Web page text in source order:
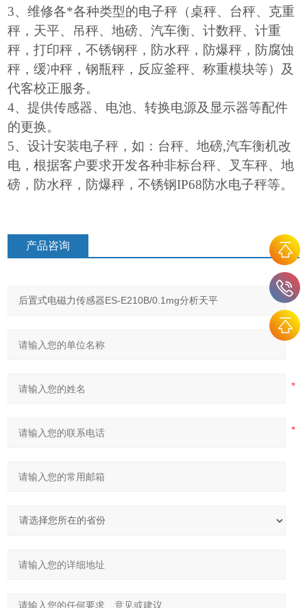
3、维修各*各种类型的电子秤（桌秤、台秤、克重
秤，天平、吊秤、地磅、汽车衡、计数秤、计重
秤，打印秤，不锈钢秤，防水秤，防爆秤，防腐蚀
秤，缓冲秤，钢瓶秤，反应釜秤、称重模块等）及
代客校正服务。
4、提供传感器、电池、转换电源及显示器等配件
的更换。
5、设计安装电子秤，如：台秤、地磅,汽车衡机改
电，根据客户要求开发各种非标台秤、叉车秤、地
磅，防水秤，防爆秤，不锈钢IP68防水电子秤等。
产品咨询